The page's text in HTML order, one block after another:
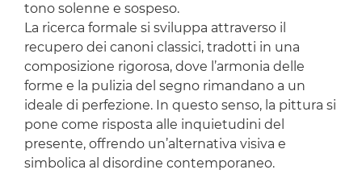
tono solenne e sospeso.
La ricerca formale si sviluppa attraverso il
recupero dei canoni classici, tradotti in una
composizione rigorosa, dove l’armonia delle
forme e la pulizia del segno rimandano a un
ideale di perfezione. In questo senso, la pittura si
pone come risposta alle inquietudini del
presente, offrendo un’alternativa visiva e
simbolica al disordine contemporaneo.